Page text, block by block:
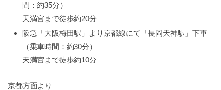
間：約35分）
天満宮まで徒歩約20分
阪急「大阪梅田駅」より京都線にて「長岡天神駅」下車
（乗車時間：約30分）
天満宮まで徒歩約10分
京都方面より